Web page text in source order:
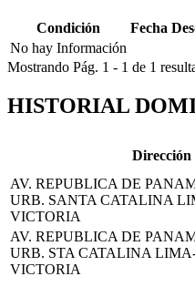
Condición Fecha
No hay Información
Mostrando Pág. 1 - 1 de 1
HISTORIAL
Dirección
AV. REPUBLICA DE
URB. SANTA CATALINA
VICTORIA
AV. REPUBLICA DE
URB. STA CATALINA
VICTORIA